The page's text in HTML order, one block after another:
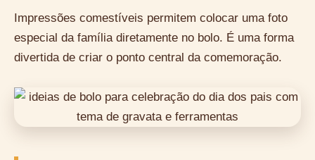
Impressões comestíveis permitem colocar uma foto
especial da família diretamente no bolo. É uma forma
divertida de criar o ponto central da comemoração.